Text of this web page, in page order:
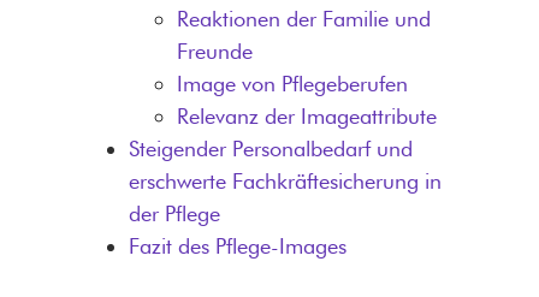
Reaktionen der Familie und
Freunde
Image von Pflegeberufen
Relevanz der Imageattribute
Steigender Personalbedarf und
erschwerte Fachkräftesicherung in
der Pflege
Fazit des Pflege-Images